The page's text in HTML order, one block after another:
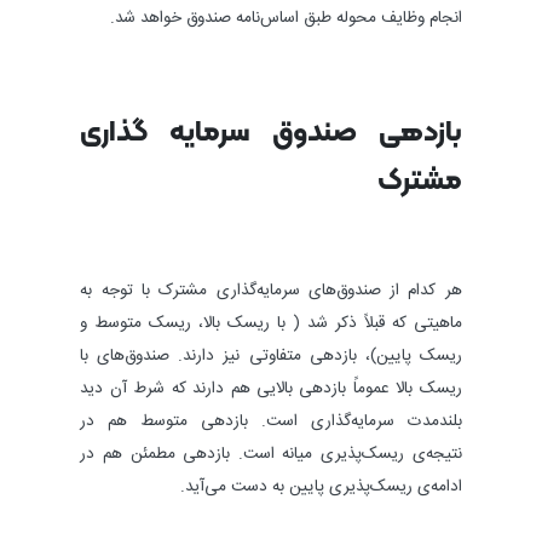
انجام وظایف محوله طبق اساس‌نامه صندوق خواهد شد.
بازدهی صندوق‌ سرمایه ‌گذاری
مشترک
هر کدام از صندوق‌های سرمایه‌گذاری مشترک با توجه به
ماهیتی که قبلاً ذکر شد ( با ریسک بالا، ریسک متوسط و
ریسک پایین)، بازدهی متفاوتی نیز دارند. صندوق‌های با
ریسک بالا عموماً بازدهی بالایی هم دارند که شرط آن دید
بلندمدت سرمایه‎‌گذاری است. بازدهی‌ متوسط هم در
نتیجه‌ی ریسک‌پذیری میانه است. بازدهی مطمئن هم در
ادامه‌ی ریسک‌پذیری پایین به دست می‌آید.